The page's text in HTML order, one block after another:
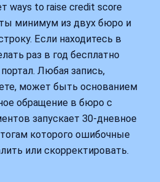
ways to raise credit score
минимум из двух бюро и
Если находитесь в
раз в год бесплатно
Любая запись,
может быть основанием
обращение в бюро с
запускает 30‑дневное
которого ошибочные
или скорректировать.